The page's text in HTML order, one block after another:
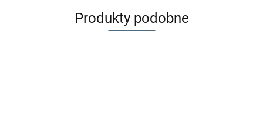
Produkty podobne